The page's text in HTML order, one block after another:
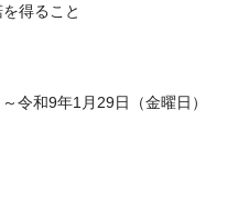
得ること
令和9年1月29日（金曜日）